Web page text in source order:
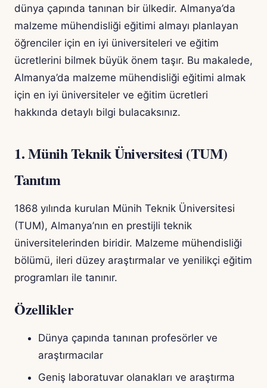
dünya çapında tanınan bir ülkedir. Almanya’da
malzeme mühendisliği eğitimi almayı planlayan
öğrenciler için en iyi üniversiteleri ve eğitim
ücretlerini bilmek büyük önem taşır. Bu makalede,
Almanya’da malzeme mühendisliği eğitimi almak
için en iyi üniversiteler ve eğitim ücretleri
hakkında detaylı bilgi bulacaksınız.
1. Münih Teknik Üniversitesi (TUM)
Tanıtım
1868 yılında kurulan Münih Teknik Üniversitesi
(TUM), Almanya’nın en prestijli teknik
üniversitelerinden biridir. Malzeme mühendisliği
bölümü, ileri düzey araştırmalar ve yenilikçi eğitim
programları ile tanınır.
Özellikler
Dünya çapında tanınan profesörler ve
araştırmacılar
Geniş laboratuvar olanakları ve araştırma